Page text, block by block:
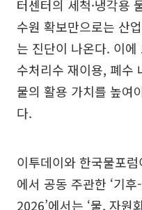
터센터의 세척·냉각용
수원 확보만으로는 산
는 진단이 나온다. 이
수처리수 재이용, 폐수
물의 활용 가치를 높여
다.
이투데이와 한국물포
에서 공동 주관한 ‘기
2026’에서는 ‘물, 자원